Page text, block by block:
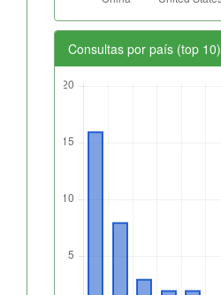
Consultas por país (top 10)